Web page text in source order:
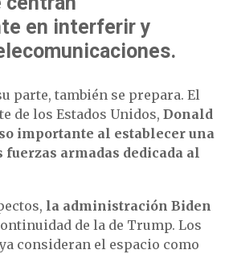
en interferir y
parte, también se prepara. El
de los Estados Unidos, Donald
importante al establecer una
fuerzas armadas dedicada al
la administración Biden
de la de Trump. Los
consideran el espacio como